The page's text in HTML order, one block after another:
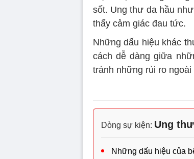
sốt. Ung thư da hầu
thấy cảm giác đau tức.
Những dấu hiệu khác
cách dễ dàng giữa
tránh những rủi ro ngoài
Dòng sự kiện: Ung thư
Những dấu hiệu của